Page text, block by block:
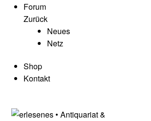
Forum
Zurück
Neues
Netz
Shop
Kontakt